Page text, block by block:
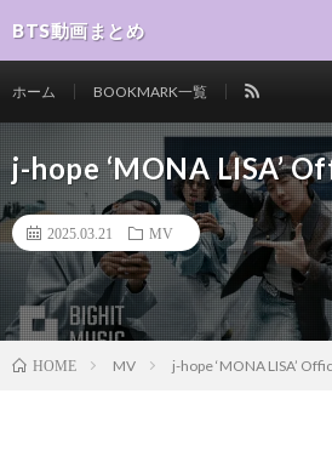
BTS動画まとめ
ホーム BOOKMARK一覧
j-hope ‘MONA LISA’
2025.03.21 MV
HOME MV j-hope ‘MONA LISA’